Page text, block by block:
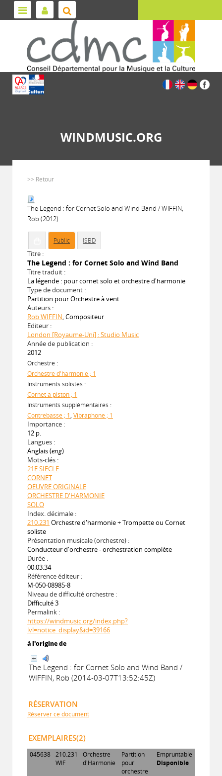
WINDMUSIC.ORG
>> Retour
The Legend : for Cornet Solo and Wind Band / WIFFIN,
Rob (2012)
Public ISBD
Titre :
The Legend : for Cornet Solo and Wind Band
Titre traduit :
La légende : pour cornet solo et orchestre d'harmonie
Type de document :
Partition pour Orchestre à vent
Auteurs :
Rob WIFFIN, Compositeur
Editeur :
London [Royaume-Uni] : Studio Music
Année de publication :
2012
Orchestre :
Orchestre d'harmonie ; 1
Instruments solistes :
Cornet à piston ; 1
Instruments supplémentaires :
Contrebasse ; 1, Vibraphone ; 1
Importance :
12 p.
Langues :
Anglais (eng)
Mots-clés :
21E SIECLE
CORNET
OEUVRE ORIGINALE
ORCHESTRE D'HARMONIE
SOLO
Index. décimale :
210.231 Orchestre d'harmonie + Trompette ou Cornet
soliste
Présentation musicale (orchestre) :
Conducteur d'orchestre - orchestration complète
Durée :
00:03:34
Référence éditeur :
M-050-08985-8
Niveau de difficulté orchestre :
Difficulté 3
Permalink :
https://windmusic.org/index.php?
lvl=notice_display&id=39166
à l'origine de
The Legend : for Cornet Solo and Wind Band /
WIFFIN, Rob (2014-03-07T13:52:45Z)
RÉSERVATION
Réserver ce document
EXEMPLAIRES(2)
045638 210.231
WIF
Orchestre
d'Harmonie
Partition
pour
orchestre
Empruntable
Disponible